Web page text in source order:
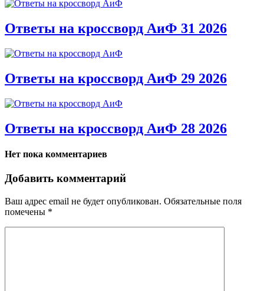
Ответы на кроссворд АиФ 31 2026
Ответы на кроссворд АиФ 29 2026
Ответы на кроссворд АиФ 28 2026
Нет пока комментариев
Добавить комментарий
Ваш адрес email не будет опубликован. Обязательные поля
помечены *